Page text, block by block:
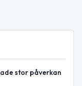
stor påverkan